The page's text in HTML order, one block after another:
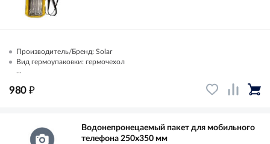
Производитель/Бренд: Solar
Вид гермоупаковки: гермочехол
...
980 ₽
Водонепронецаемый пакет для мобильного
телефона 250х350 мм